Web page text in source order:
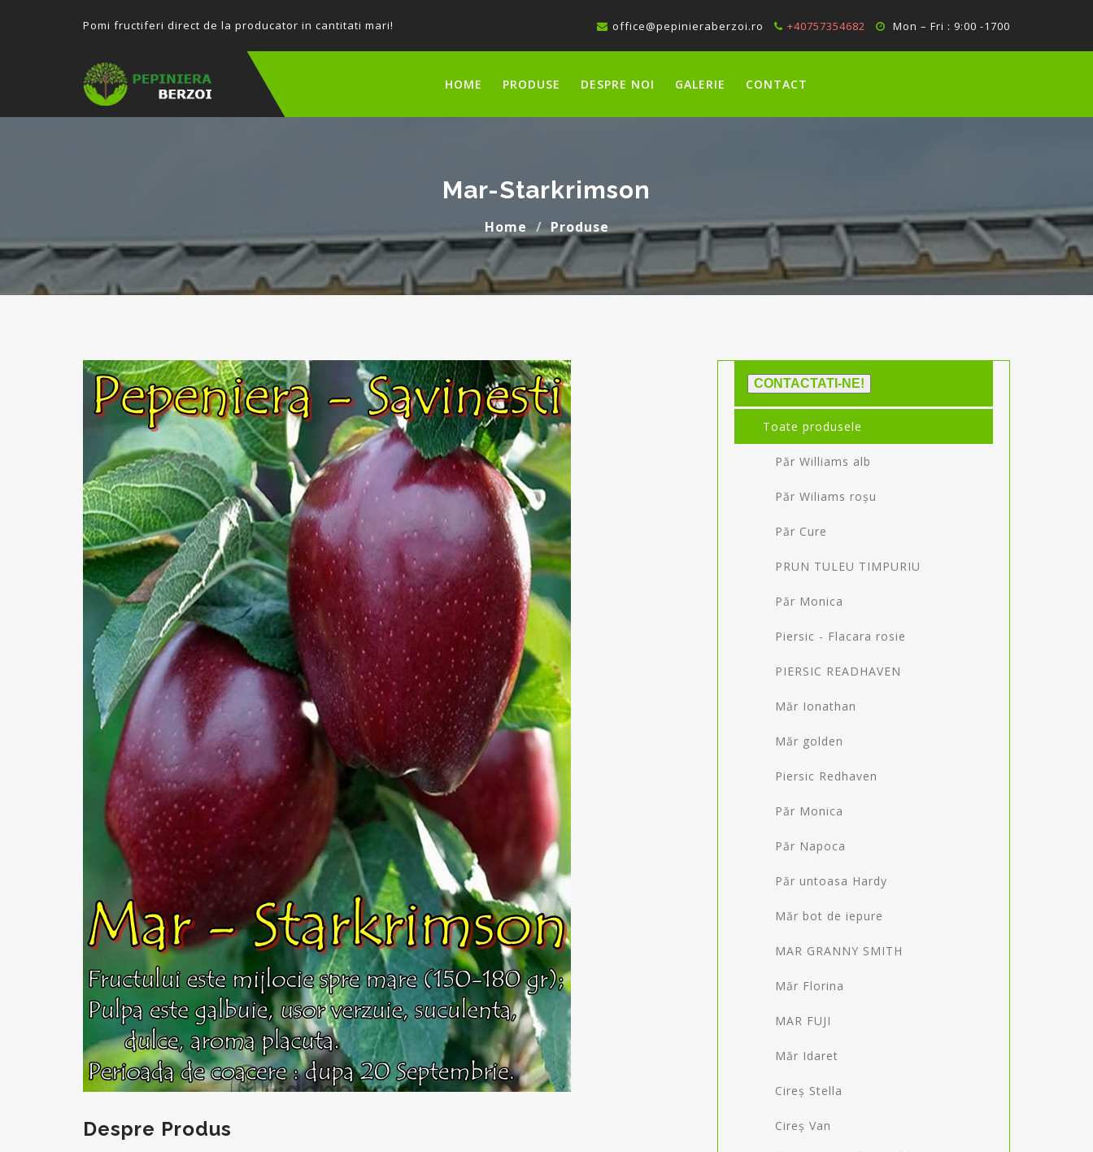
Pomi fructiferi direct de la producator in cantitati mari! office@pepinieraberzoi.ro +40757354682 Mon – Fri : 9:00 -1700
HOME PRODUSE DESPRE NOI GALERIE CONTACT
Mar-Starkrimson
Home Produse
Despre Produs
CONTACTATI-NE!
Toate produsele
Păr Williams alb
Păr Wiliams roșu
Păr Cure
PRUN TULEU TIMPURIU
Păr Monica
Piersic - Flacara rosie
PIERSIC READHAVEN
Măr Ionathan
Măr golden
Piersic Redhaven
Păr Monica
Păr Napoca
Păr untoasa Hardy
Măr bot de iepure
MAR GRANNY SMITH
Măr Florina
MAR FUJI
Măr Idaret
Cireș Stella
Cireș Van